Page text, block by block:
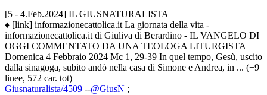
[5 - 4.Feb.2024] IL GIUSNATURALISTA
♦ [link] informazionecattolica.it La giornata della vita -
informazionecattolica.it di Giuliva di Berardino - IL VANGELO DI
OGGI COMMENTATO DA UNA TEOLOGA LITURGISTA
Domenica 4 Febbraio 2024 Mc 1, 29-39 In quel tempo, Gesù, uscito
dalla sinagoga, subito andò nella casa di Simone e Andrea, in ... (+9
linee, 572 car. tot)
Giusnaturalista/4509 --@GiusN ;